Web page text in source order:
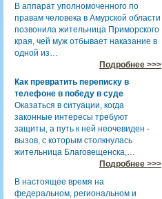
В аппарат уполномоченного по
правам человека в Амурской области
позвонила жительница Приморского
края, чей муж отбывает наказание в
одной из…
Подробнее >>>
Как превратить переписку в
телефоне в победу в суде
Оказаться в ситуации, когда
законные интересы требуют
защиты, а путь к ней неочевиден -
вызов, с которым столкнулась
жительница Благовещенска,…
Подробнее >>>
В настоящее время на
федеральном, региональном и